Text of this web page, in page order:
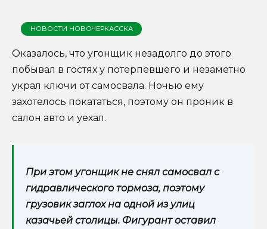
НОВОСТИ НОВОЧЕРКАССКА
Оказалось, что угонщик незадолго до этого
побывал в гостях у потерпевшего и незаметно
украл ключи от самосвала. Ночью ему
захотелось покататься, поэтому он проник в
салон авто и уехал.
При этом угонщик не снял самосвал с
гидравлического тормоза, поэтому
грузовик заглох на одной из улиц
казачьей столицы. Фигурант оставил